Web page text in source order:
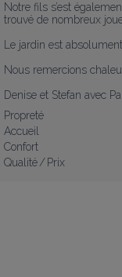
Notre fils s’est
trouvé de nombreux
Le jardin est
Nous remercions
Denise et Stefan avec
Propreté
Accueil
Confort
Qualité / Prix